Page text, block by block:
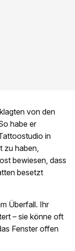
von den
habe er
in
zu haben,
bewiesen, dass
besetzt
Überfall. Ihr
– sie könne oft
Fenster offen